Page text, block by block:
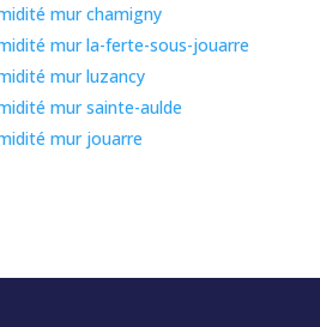
mur chamigny
mur la-ferte-sous-jouarre
mur luzancy
mur sainte-aulde
mur jouarre